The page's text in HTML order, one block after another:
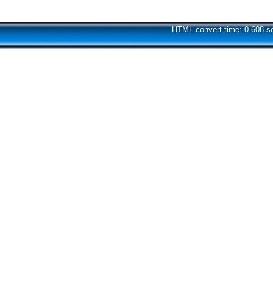
HTML convert time: 0.608